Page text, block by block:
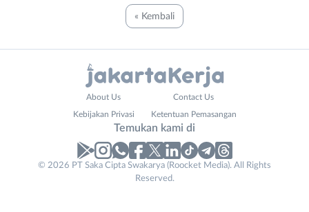
« Kembali
About Us Contact Us
Kebijakan Privasi Ketentuan Pemasangan
Temukan kami di
© 2026 PT Saka Cipta Swakarya (Roocket Media). All Rights
Reserved.